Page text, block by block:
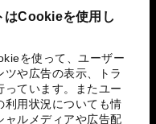
はCookieを使用し
を使って、ユーザー
ツや広告の表示、トラ
っています。またユー
利用状況についても情
ャルメディアや広告配